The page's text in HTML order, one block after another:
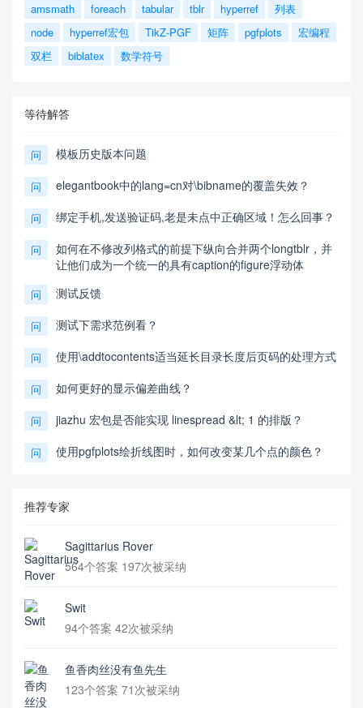
amsmath
foreach tabular tblr hyperref
列表
node
hyperref宏包 TikZ-PGF 矩阵 pgfplots
宏编程
双栏
biblatex 数学符号
等待解答
问 模板历史版本问题
问 elegantbook中的lang=cn对\bibname的覆盖失效？
问 绑定手机,发送验证码,老是未点中正确区域！怎么回事？
问
如何在不修改列格式的前提下纵向合并两个longtblr，并
让他们成为一个统一的具有caption的figure浮动体
问 测试反馈
问 测试下需求范例看？
问 使用\addtocontents适当延长目录长度后页码的处理方式
问 如何更好的显示偏差曲线？
问 jiazhu 宏包是否能实现 linespread &lt; 1 的排版？
问 使用pgfplots绘折线图时，如何改变某几个点的颜色？
推荐专家
Sagittarius Rover
564个答案 197次被采纳
Swit
94个答案 42次被采纳
鱼香肉丝没有鱼先生
123个答案 71次被采纳